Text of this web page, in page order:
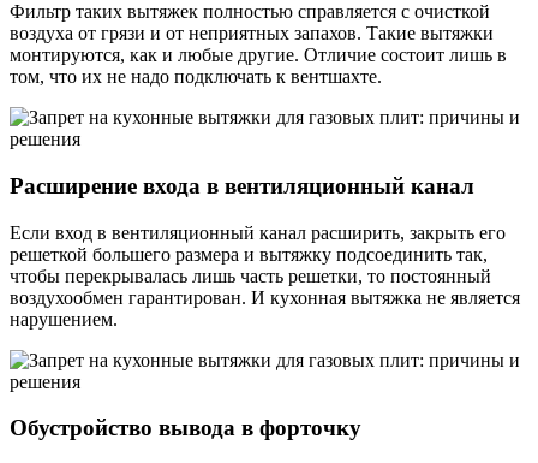
Фильтр таких вытяжек полностью справляется с очисткой
воздуха от грязи и от неприятных запахов. Такие вытяжки
монтируются, как и любые другие. Отличие состоит лишь в
том, что их не надо подключать к вентшахте.
Расширение входа в вентиляционный канал
Если вход в вентиляционный канал расширить, закрыть его
решеткой большего размера и вытяжку подсоединить так,
чтобы перекрывалась лишь часть решетки, то постоянный
воздухообмен гарантирован. И кухонная вытяжка не является
нарушением.
Обустройство вывода в форточку